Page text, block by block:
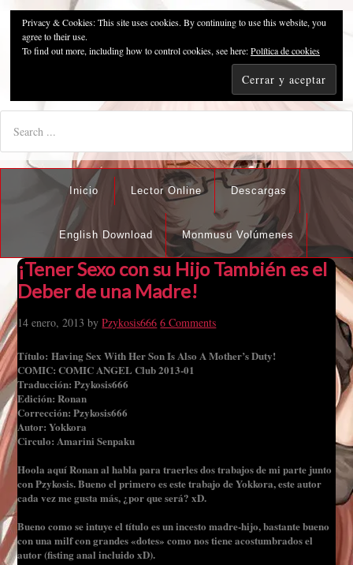
Pzykosis666HFansub
"I'm the best there is at what I do, but what I do best isn't very
Inicio Lector Online Descargas
English Download Monmusu Volúmenes
¡Tener Sexo con su Hijo También es el
Deber de una Madre!
14 enero, 2013 byPzykosis666 6 Comments
Título: Having Sex With Her Son Is Also A Mother’s Duty!
COMIC: COMIC ANGEL Club 2013-01
Traducción: Pzykosis666
Edición: Ronan
Corrección: Pzykosis666
Autor: Yokkora
Circulo: Amarini Senpaku
Hoola aquí Ronan al habla para traerles dos trabajos de mi parte junto
con Pzykosis. Bueno el primero es este trabajo de Yokkora, este autor
cada vez me gusta más, ¿por que será? xD.
Bueno como se intuye el título es un incesto madre-hijo, bastante bueno
con una milf con grandes «dotes» como nos tiene acostumbrados el
autor (fisting anal incluido xD).
Privacy & Cookies: This site uses cookies. By continuing to use this website, you
agree to their use.
To find out more, including how to control cookies, see here:Política de cookies